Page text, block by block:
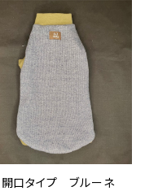
口タイプ ブルーネ